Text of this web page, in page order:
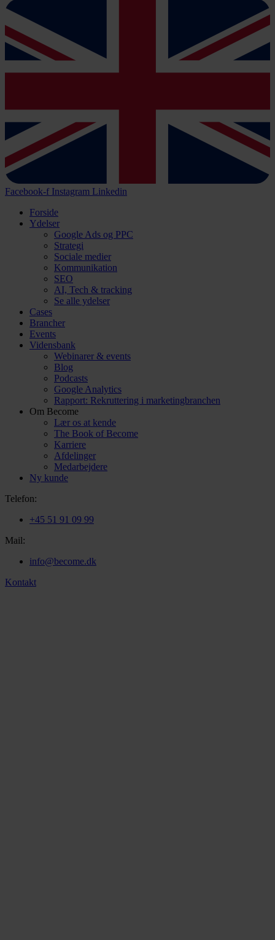
Facebook-f Instagram Linkedin
Forside
Ydelser
Google Ads og PPC
Strategi
Sociale medier
Kommunikation
SEO
AI, Tech & tracking
Se alle ydelser
Cases
Brancher
Events
Vidensbank
Webinarer & events
Blog
Podcasts
Google Analytics
Rapport: Rekruttering i marketingbranchen
Om Become
Lær os at kende
The Book of Become
Karriere
Afdelinger
Medarbejdere
Ny kunde
Telefon:
+45 51 91 09 99
Mail:
info@become.dk
Kontakt